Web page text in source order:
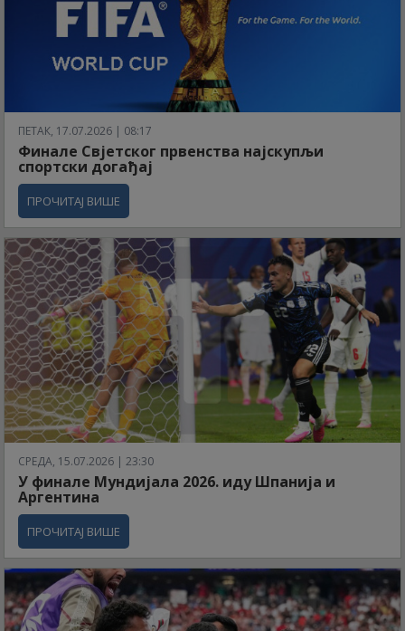
ПЕТАК, 17.07.2026 | 08:17
Финале Свјетског првенства најскупљи
спортски догађај
ПРОЧИТАЈ ВИШЕ
СРЕДА, 15.07.2026 | 23:30
У финале Мундијала 2026. иду Шпанија и
Аргентина
ПРОЧИТАЈ ВИШЕ